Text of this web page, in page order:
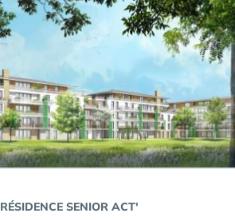
RÉSIDENCE SENIOR ACT'